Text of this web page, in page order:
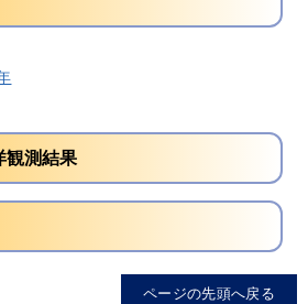
観測結果
ページの先頭へ戻る